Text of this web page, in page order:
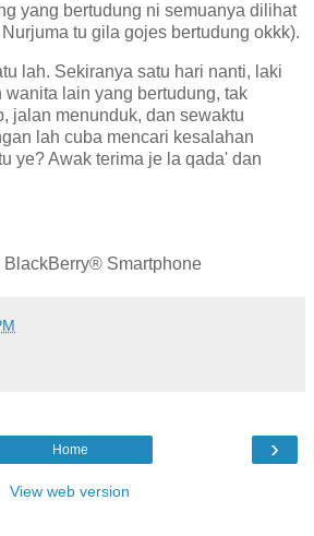
yang bertudung ni semuanya dilihat
tu gila gojes bertudung okkk).
lah. Sekiranya satu hari nanti, laki
lain yang bertudung, tak
jalan menunduk, dan sewaktu
lah cuba mencari kesalahan
ye? Awak terima je la qada' dan
BlackBerry® Smartphone
›
Home
View web version